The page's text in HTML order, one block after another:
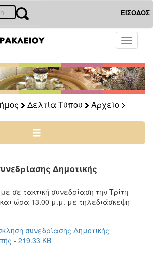
ΕΙΣΟΔΟΣ
Toggle
Δελτία Τύπου
Αρχείο
Δημοτικής
σε τακτική συνεδρίαση την Τρίτη
και ώρα 13.00 μ.μ. με τηλεδιάσκεψη
συνεδρίασης Δημοτικής
- 219.33 KB